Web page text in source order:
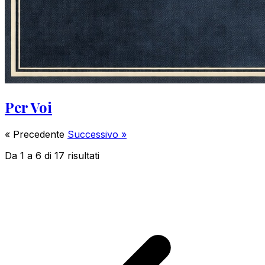
Per Voi
« Precedente Successivo »
Da 1 a 6 di 17 risultati